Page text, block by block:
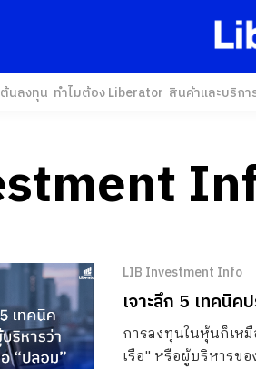
นลงทุน ทำไมต้อง Liberator สินค้าและบริกา
LIB Investment Info
เจาะลึก 5 เทคนิค
การลงทุนในหุ้นก็เห
เรือ" หรือผู้บริหารข